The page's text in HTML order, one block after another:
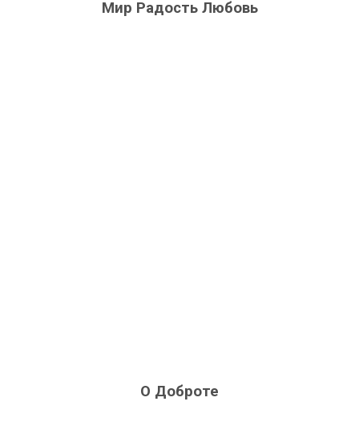
Мир Радость Любовь
О Доброте